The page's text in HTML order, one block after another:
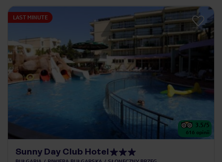
LAST MINUTE
3.5/5
616 opinii
Sunny Day Club Hotel